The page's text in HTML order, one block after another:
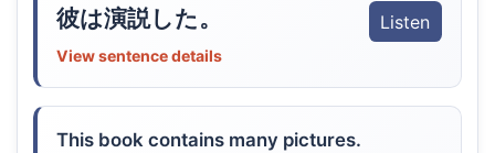
彼は演説した。 Listen
View sentence details
This book contains many pictures.